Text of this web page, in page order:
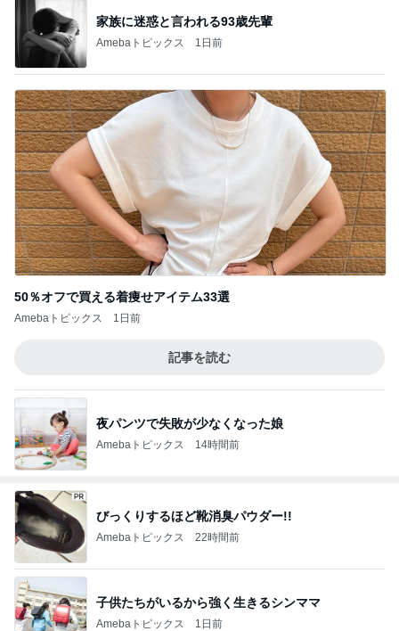
家族に迷惑と言われる93歳先輩
Amebaトピックス 1日前
50％オフで買える着痩せアイテム33選
Amebaトピックス 1日前
記事を読む
夜パンツで失敗が少なくなった娘
Amebaトピックス 14時間前
びっくりするほど靴消臭パウダー!!
Amebaトピックス 22時間前
子供たちがいるから強く生きるシンママ
Amebaトピックス 1日前